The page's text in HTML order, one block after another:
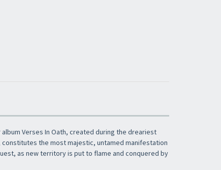
Verses In Oath, created during the dreariest
the most majestic, untamed manifestation
as new territory is put to flame and conquered by
essere sempre informato delle novità, degli
ultimi arrivi in negozio e delle promozioni
attive!